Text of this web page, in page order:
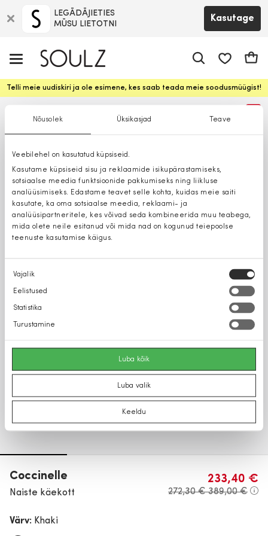
Nõusolek Üksikasjad Teave
Veebilehel on kasutatud küpsiseid.
Kasutame küpsiseid sisu ja reklaamide isikupärastamiseks,
sotsiaalse meedia funktsioonide pakkumiseks ning liikluse
analüüsimiseks. Edastame teavet selle kohta, kuidas meie saiti
kasutate, ka oma sotsiaalse meedia, reklaami- ja
analüüsipartneritele, kes võivad seda kombineerida muu teabega,
mida olete neile esitanud või mida nad on kogunud teiepoolse
teenuste kasutamise käigus.
Nõusoleku
valik
Vajalik
Eelistused
Statistika
Turustamine
Luba kõik
Luba valik
Keeldu
LEGĀDĀJIETIES
MŪSU LIETOTNI
Kasutage
Telli meie uudiskiri ja ole esimene, kes saab teada meie soodusmüügist!
Coccinelle
Naiste käekott
233,40 €
272,30 €389,00 €
Värv: Khaki